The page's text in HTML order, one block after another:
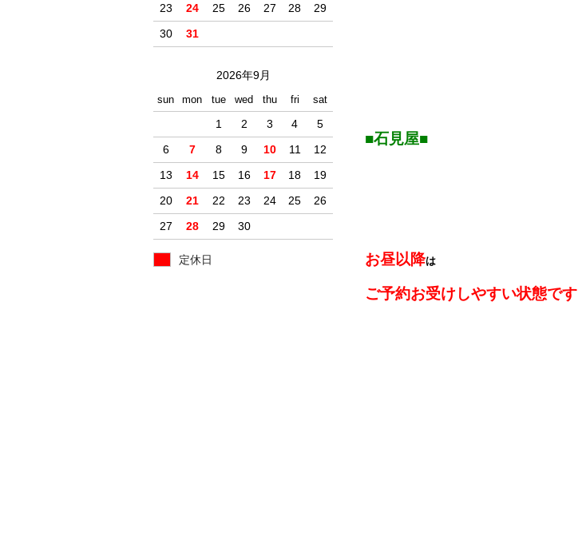
■石見屋■
お昼以降は
ご予約お受けしやすい状態です
23
24 25 26 27 28
29
30
31
2026年9月
sun mon tue wed thu fri sat
1 2 3 4
5
6
7 8 9 10 11
12
13
14 15 16 17 18
19
20
21 22 23 24 25
26
27
28 29 30
定休日